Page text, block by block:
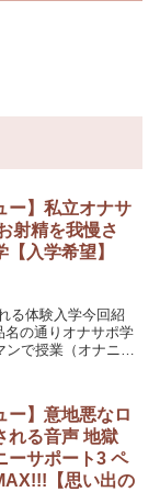
ー】私立オナサ
射精を我慢さ
入学希望】
る体験入学今回紹
名の通りオナサポ学
ンで授業（オナニー
ー】意地悪なロ
れる音声 地獄
ーサポート3 ペ
【思い出の